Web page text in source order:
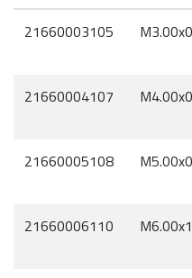
21660003105
21660004107
21660005108
21660006110